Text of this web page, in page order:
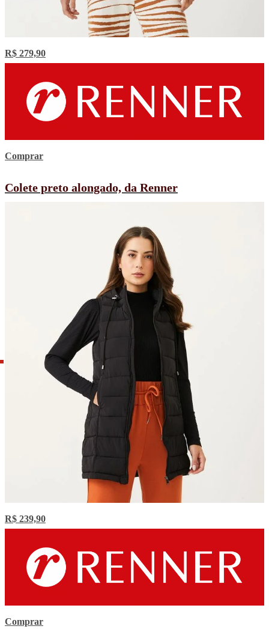
R$ 279,90
Comprar
Colete preto alongado, da Renner
R$ 239,90
Comprar